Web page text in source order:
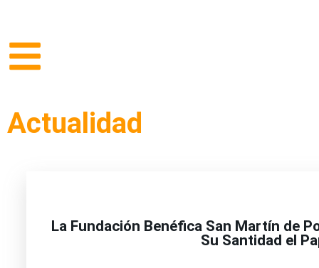
Actualidad
La Fundación Benéfica San Martín de
Su Santidad el